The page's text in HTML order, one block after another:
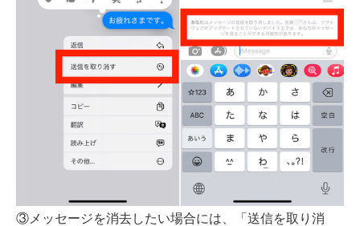
③メッセージを消去したい場合には、「送信を取り消